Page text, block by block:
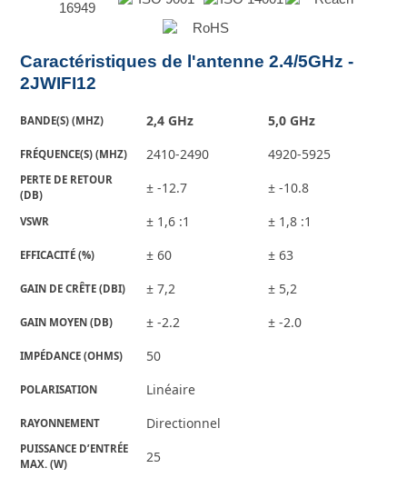
Caractéristiques de l'antenne 2.4/5GHz -
2JWIFI12
BANDE(S) (MHZ) 2,4 GHz 5,0 GHz
FRÉQUENCE(S) (MHZ) 2410-2490 4920-5925
PERTE DE RETOUR
(DB)
± -12.7 ± -10.8
VSWR ± 1,6 :1 ± 1,8 :1
EFFICACITÉ (%) ± 60 ± 63
GAIN DE CRÊTE (DBI) ± 7,2 ± 5,2
GAIN MOYEN (DB) ± -2.2 ± -2.0
IMPÉDANCE (OHMS) 50
POLARISATION Linéaire
RAYONNEMENT Directionnel
PUISSANCE D’ENTRÉE
MAX. (W)
25